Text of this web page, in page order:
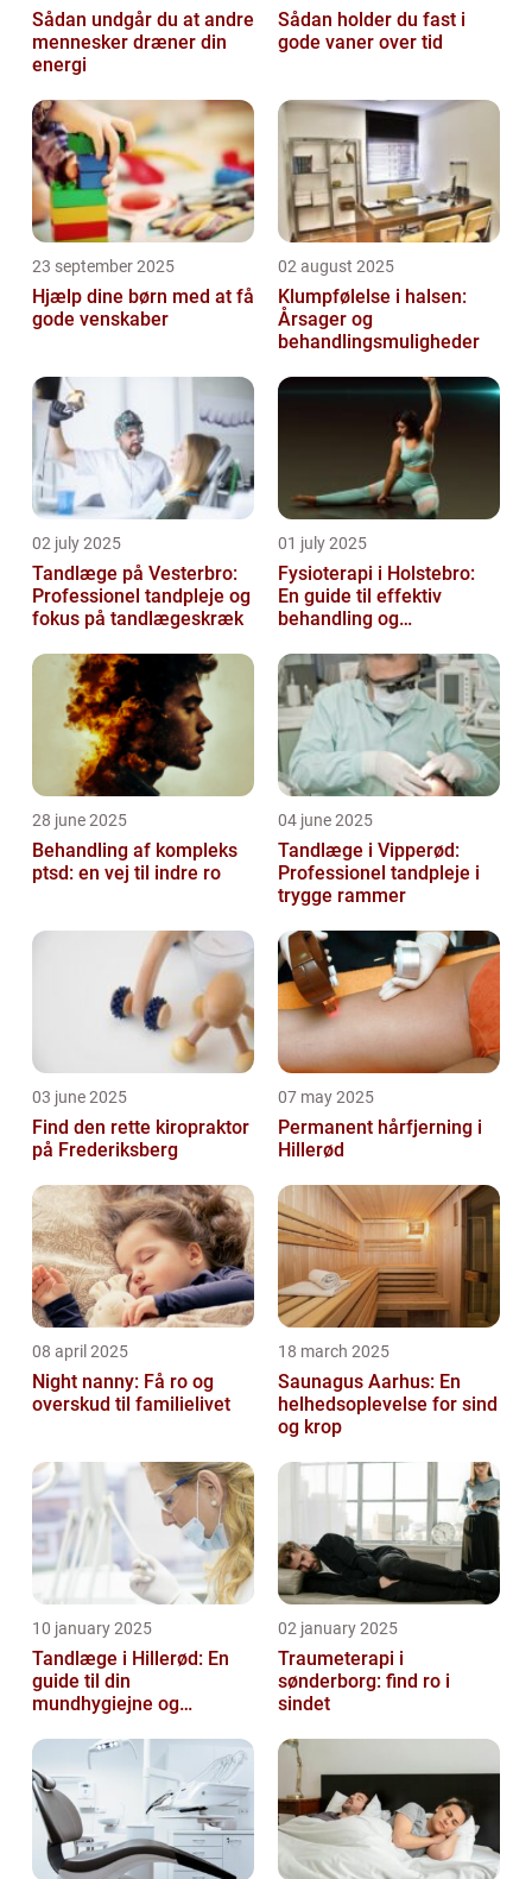
Sådan undgår du at andre
mennesker dræner din
energi
Sådan holder du fast i
gode vaner over tid
23 september 2025
Hjælp dine børn med at få
gode venskaber
02 august 2025
Klumpfølelse i halsen:
Årsager og
behandlingsmuligheder
02 july 2025
Tandlæge på Vesterbro:
Professionel tandpleje og
fokus på tandlægeskræk
01 july 2025
Fysioterapi i Holstebro:
En guide til effektiv
behandling og
28 june 2025
Behandling af kompleks
ptsd: en vej til indre ro
04 june 2025
Tandlæge i Vipperød:
Professionel tandpleje i
trygge rammer
03 june 2025
Find den rette kiropraktor
på Frederiksberg
07 may 2025
Permanent hårfjerning i
Hillerød
08 april 2025
Night nanny: Få ro og
overskud til familielivet
18 march 2025
Saunagus Aarhus: En
helhedsoplevelse for sind
og krop
10 january 2025
Tandlæge i Hillerød: En
guide til din
mundhygiejne og
02 january 2025
Traumeterapi i
sønderborg: find ro i
sindet